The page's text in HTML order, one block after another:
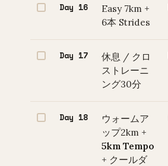
Day 16
Easy 7km +
6本 Strides
Day 17
休息 / クロ
ストレーニ
ング30分
Day 18
ウォームア
ップ2km +
5km Tempo
+ クールダ